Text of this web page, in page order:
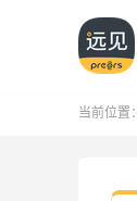
当前位置：